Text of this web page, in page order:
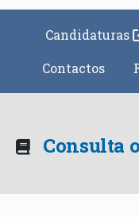
Candidaturas
Contactos
Consulta